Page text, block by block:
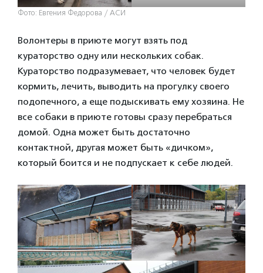
Фото: Евгения Федорова / АСИ
Волонтеры в приюте могут взять под
кураторство одну или нескольких собак.
Кураторство подразумевает, что человек будет
кормить, лечить, выводить на прогулку своего
подопечного, а еще подыскивать ему хозяина. Не
все собаки в приюте готовы сразу перебраться
домой. Одна может быть достаточно
контактной, другая может быть «дичком»,
который боится и не подпускает к себе людей.